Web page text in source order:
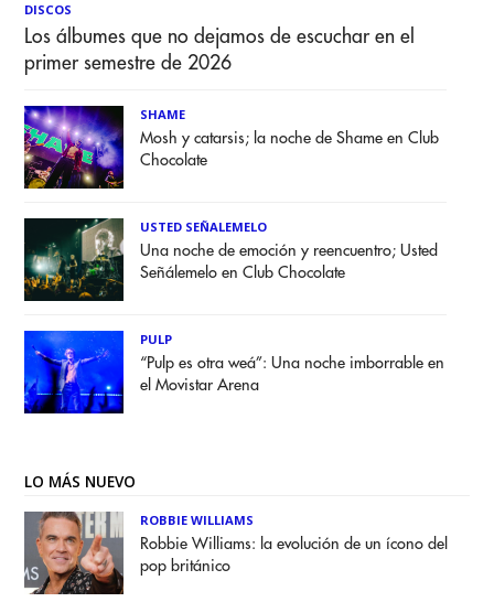
DISCOS
Los álbumes que no dejamos de escuchar en el
primer semestre de 2026
SHAME
Mosh y catarsis; la noche de Shame en Club
Chocolate
USTED SEÑALEMELO
Una noche de emoción y reencuentro; Usted
Señálemelo en Club Chocolate
PULP
“Pulp es otra weá”: Una noche imborrable en
el Movistar Arena
LO MÁS NUEVO
ROBBIE WILLIAMS
Robbie Williams: la evolución de un ícono del
pop británico